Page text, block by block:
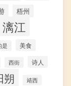
梧州
漓江
是 美食
西街 诗人
朔 靖西